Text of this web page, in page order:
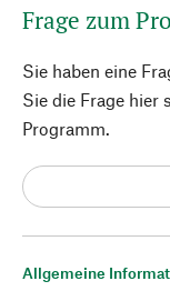
Allgemeine
Frage zum
Sie haben eine
Sie die Frage hier
Programm.